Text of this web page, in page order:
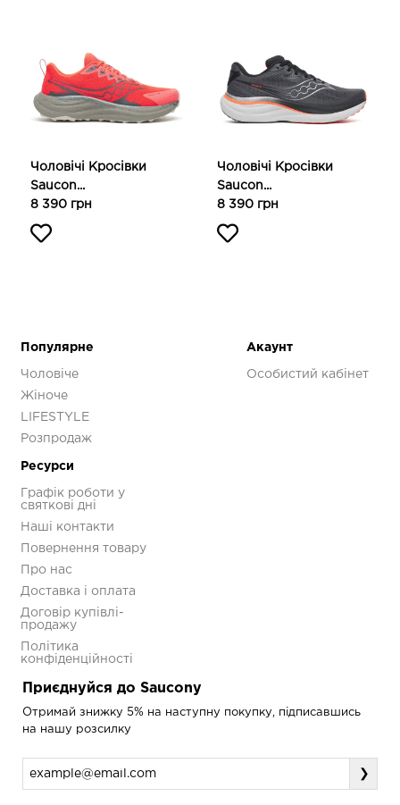
Чоловічі Кросівки
Saucon...
8 390 грн
Чоловічі Кросівки
Saucon...
8 390 грн
Популярне
Чоловіче
Жіноче
LIFESTYLE
Розпродаж
Акаунт
Особистий кабінет
Ресурси
Графік роботи у
святкові дні
Наші контакти
Повернення товару
Про нас
Доставка і оплата
Договір купівлі-
продажу
Політика
конфіденційності
Приєднуйся до Saucony
Отримай знижку 5% на наступну покупку, підписавшись
на нашу розсилку
❯